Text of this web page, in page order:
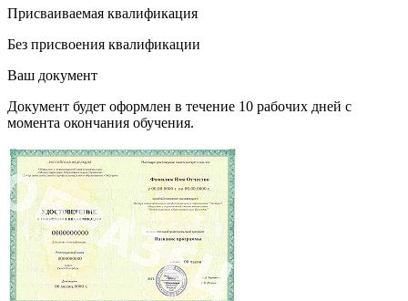
Присваиваемая квалификация
Без присвоения квалификации
Ваш документ
Документ будет оформлен в течение 10 рабочих дней с
момента окончания обучения.